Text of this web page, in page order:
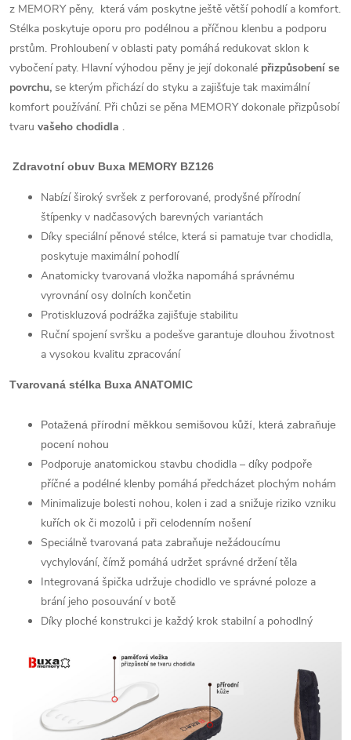
z MEMORY pěny, která vám poskytne ještě větší pohodlí a komfort.
Stélka poskytuje oporu pro podélnou a příčnou klenbu a podporu
prstům. Prohloubení v oblasti paty pomáhá redukovat sklon k
vybočení paty. Hlavní výhodou pěny je její dokonalé přizpůsobení se
povrchu, se kterým přichází do styku a zajišťuje tak maximální
komfort používání. Při chůzi se pěna MEMORY dokonale přizpůsobí
tvaru vašeho chodidla .
Zdravotní obuv Buxa MEMORY BZ126
Nabízí široký svršek z perforované, prodyšné přírodní
štípenky v nadčasových barevných variantách
Díky speciální pěnové stélce, která si pamatuje tvar chodidla,
poskytuje maximální pohodlí
Anatomicky tvarovaná vložka napomáhá správnému
vyrovnání osy dolních končetin
Protiskluzová podrážka zajišťuje stabilitu
Ruční spojení svršku a podešve garantuje dlouhou životnost
a vysokou kvalitu zpracování
Tvarovaná stélka Buxa ANATOMIC
Potažená přírodní měkkou semišovou kůží, která zabraňuje
pocení nohou
Podporuje anatomickou stavbu chodidla – díky podpoře
příčné a podélné klenby pomáhá předcházet plochým nohám
Minimalizuje bolesti nohou, kolen i zad a snižuje riziko vzniku
kuřích ok či mozolů i při celodenním nošení
Speciálně tvarovaná pata zabraňuje nežádoucímu
vychylování, čímž pomáhá udržet správné držení těla
Integrovaná špička udržuje chodidlo ve správné poloze a
brání jeho posouvání v botě
Díky ploché konstrukci je každý krok stabilní a pohodlný